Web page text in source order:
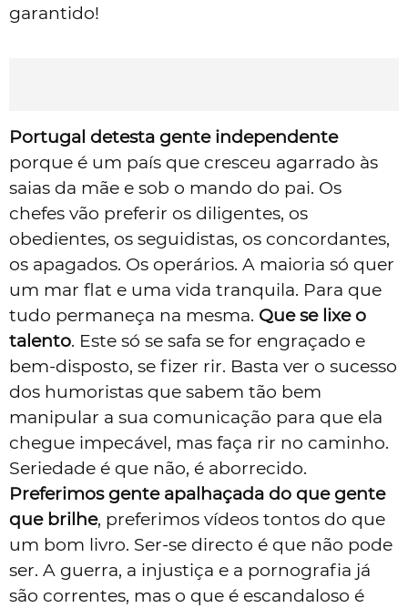
garantido!
Portugal detesta gente independente
porque é um país que cresceu agarrado às
saias da mãe e sob o mando do pai. Os
chefes vão preferir os diligentes, os
obedientes, os seguidistas, os concordantes,
os apagados. Os operários. A maioria só quer
um mar flat e uma vida tranquila. Para que
tudo permaneça na mesma. Que se lixe o
talento. Este só se safa se for engraçado e
bem-disposto, se fizer rir. Basta ver o sucesso
dos humoristas que sabem tão bem
manipular a sua comunicação para que ela
chegue impecável, mas faça rir no caminho.
Seriedade é que não, é aborrecido.
Preferimos gente apalhaçada do que gente
que brilhe, preferimos vídeos tontos do que
um bom livro. Ser-se directo é que não pode
ser. A guerra, a injustiça e a pornografia já
são correntes, mas o que é escandaloso é